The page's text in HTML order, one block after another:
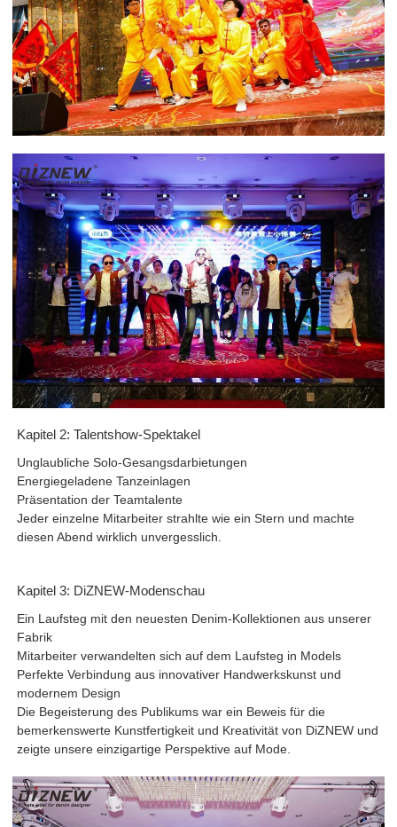
Kapitel 2: Talentshow-Spektakel
Unglaubliche Solo-Gesangsdarbietungen
Energiegeladene Tanzeinlagen
Präsentation der Teamtalente
Jeder einzelne Mitarbeiter strahlte wie ein Stern und machte
diesen Abend wirklich unvergesslich.
Kapitel 3: DiZNEW-Modenschau
Ein Laufsteg mit den neuesten Denim-Kollektionen aus unserer
Fabrik
Mitarbeiter verwandelten sich auf dem Laufsteg in Models
Perfekte Verbindung aus innovativer Handwerkskunst und
modernem Design
Die Begeisterung des Publikums war ein Beweis für die
bemerkenswerte Kunstfertigkeit und Kreativität von DiZNEW und
zeigte unsere einzigartige Perspektive auf Mode.